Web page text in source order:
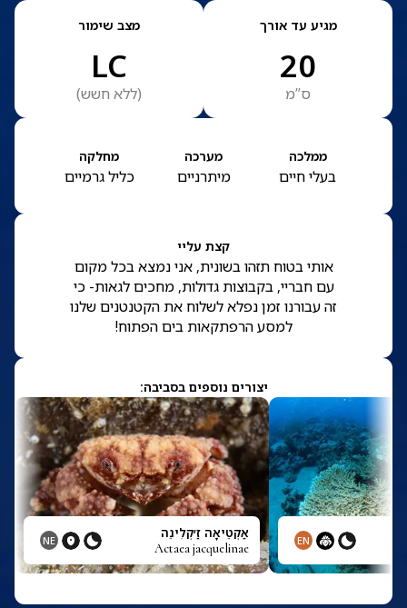
מגיע עד אורך
20
ס”מ
מצב שימור
LC
(ללא חשש)
ממלכה
בעלי חיים
מערכה
מיתרניים
מחלקה
כליל גרמיים
קצת עליי
אותי בטוח תזהו בשונית, אני נמצא בכל מקום
עם חבריי, בקבוצות גדולות, מחכים לגאות- כי
זה עבורנו זמן נפלא לשלוח את הקטנטנים שלנו
למסע הרפתקאות בים הפתוח!
יצורים נוספים בסביבה:
EN אַקְטֵיאָה זַ׳קְלִינֵה
Actaea jacquelinae
NE